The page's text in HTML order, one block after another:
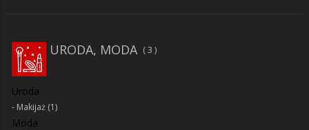
URODA, MODA 3
Uroda
Makijaż (1)
Moda